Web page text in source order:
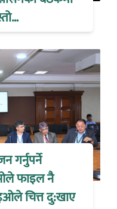
गर्नुपर्ने
फाइल नै
चित्त दु:खाए